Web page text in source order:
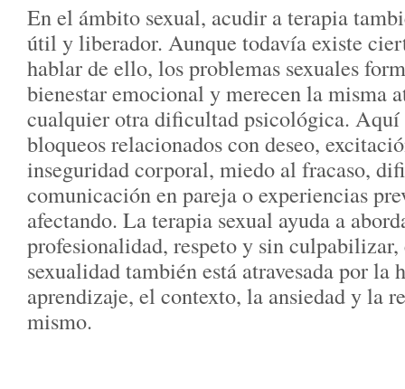
En el ámbito sexual, acudir a terapia
útil y liberador. Aunque todavía existe
hablar de ello, los problemas sexuales
bienestar emocional y merecen la misma
cualquier otra dificultad psicológica. Aquí
bloqueos relacionados con deseo,
inseguridad corporal, miedo al fracaso,
comunicación en pareja o experiencias
afectando. La terapia sexual ayuda a
profesionalidad, respeto y sin
sexualidad también está atravesada por la
aprendizaje, el contexto, la ansiedad y la
mismo.